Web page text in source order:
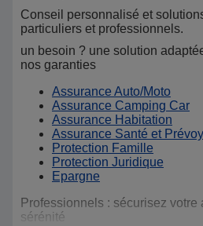
Conseil personnalisé et
particuliers et professionnels.
un besoin ? une solution
nos garanties
Assurance Auto/Moto
Assurance Camping Car
Assurance Habitation
Assurance Santé et
Protection Famille
Protection Juridique
Epargne
Professionnels : sécurisez votre
sérénité